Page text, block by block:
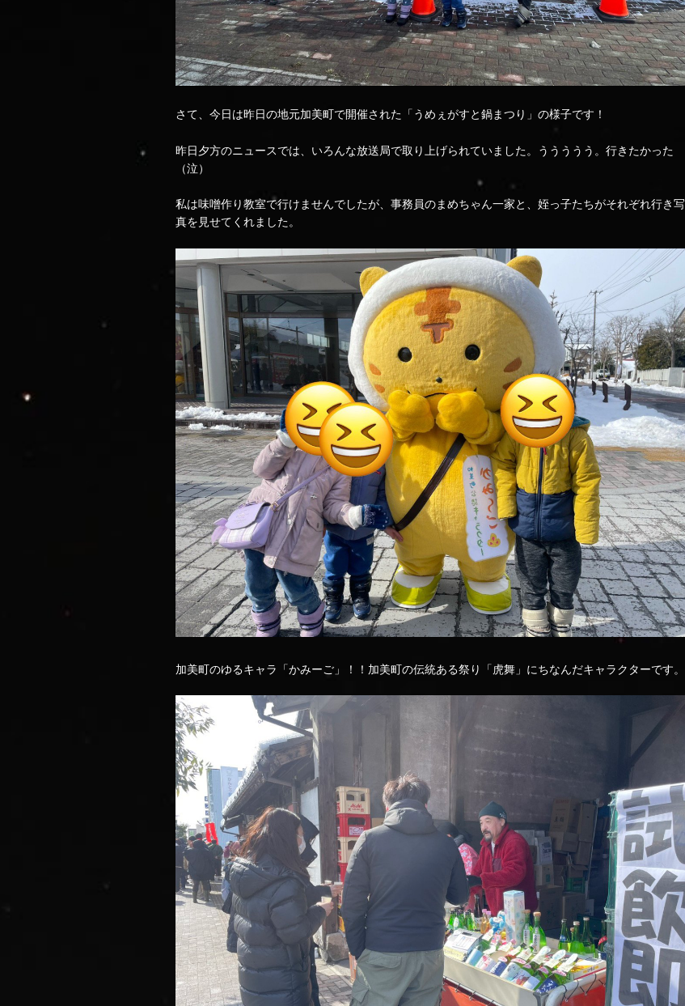
さて、今日は昨日の地元加美町で開催された「うめぇがすと鍋まつり」の様子です！
昨日夕方のニュースでは、いろんな放送局で取り上げられていました。ううううう。行きたかった
（泣）
私は味噌作り教室で行けませんでしたが、事務員のまめちゃん一家と、姪っ子たちがそれぞれ行き写
真を見せてくれました。
加美町のゆるキャラ「かみーご」！！加美町の伝統ある祭り「虎舞」にちなんだキャラクターです。